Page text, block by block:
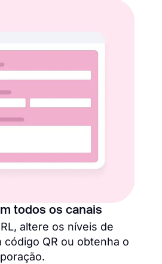
todos os canais
altere os níveis de
código QR ou obtenha o